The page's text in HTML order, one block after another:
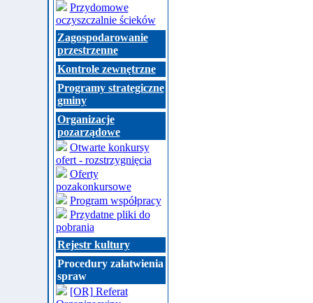
Przydomowe
oczyszczalnie ścieków
Zagospodarowanie
przestrzenne
Kontrole zewnętrzne
Programy strategiczne
gminy
Organizacje
pozarządowe
Otwarte konkursy
ofert - rozstrzygnięcia
Oferty
pozakonkursowe
Program współpracy
Przydatne pliki do
pobrania
Rejestr kultury
Procedury załatwienia
spraw
[OR] Referat